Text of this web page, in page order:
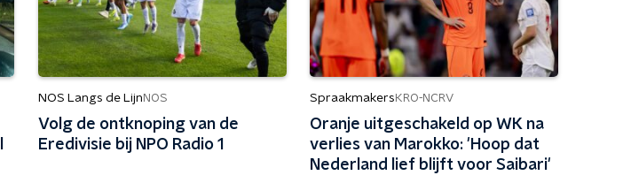
NOS Langs de Lijn NOS
Volg de ontknoping van de
Eredivisie bij NPO Radio 1
Spraakmakers KRO-NCRV
Oranje uitgeschakeld op WK na
verlies van Marokko: 'Hoop dat
Nederland lief blijft voor Saibari'